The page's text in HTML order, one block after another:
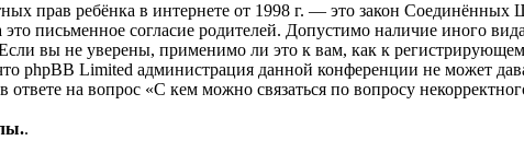
прав ребёнка в интернете от 1998 г. — это закон
письменное согласие родителей. Допустимо наличие иного
вы не уверены, применимо ли это к вам, как к
phpBB Limited администрация данной конференции не может
на вопрос «С кем можно связаться по вопросу
.